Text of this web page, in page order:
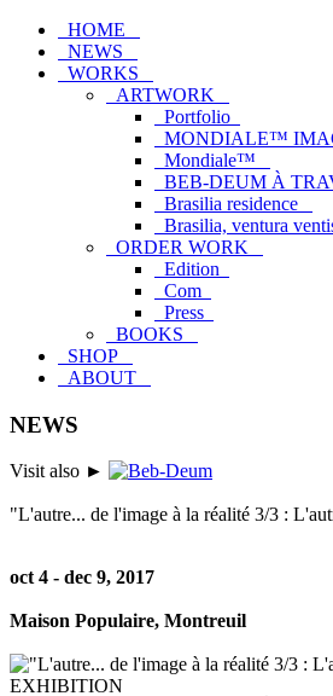
HOME
NEWS
WORKS
ARTWORK
Portfolio
MONDIALE™
Mondiale™
BEB-DEUM À
Brasilia residence
Brasilia, ventura
ORDER WORK
Edition
Com
Press
BOOKS
SHOP
ABOUT
NEWS
Visit also ►
"L'autre... de l'image à la réalité 3/3 :
oct 4 - dec 9, 2017
Maison Populaire, Montreuil